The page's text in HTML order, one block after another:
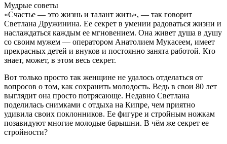
Мудрые советы
«Счастье — это жизнь и талант жить», — так говорит
Светлана Дружинина. Ее секрет в умении радоваться жизни и
наслаждаться каждым ее мгновением. Она живет душа в душу
со своим мужем — оператором Анатолием Мукасеем, имеет
прекрасных детей и внуков и постоянно занята работой. Кто
знает, может, в этом весь секрет.
Вот только просто так женщине не удалось отделаться от
вопросов о том, как сохранить молодость. Ведь в свои 80 лет
выглядит она просто потрясающе. Недавно Светлана
поделилась снимками с отдыха на Кипре, чем приятно
удивила своих поклонников. Ее фигуре и стройным ножкам
позавидуют многие молодые барышни. В чём же секрет ее
стройности?